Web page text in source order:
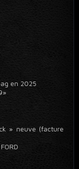
en 2025
» neuve (facture